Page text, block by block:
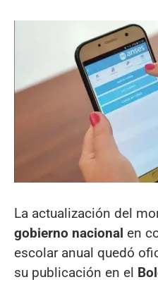
La actualización del
gobierno nacional en
escolar anual quedó
su publicación en el